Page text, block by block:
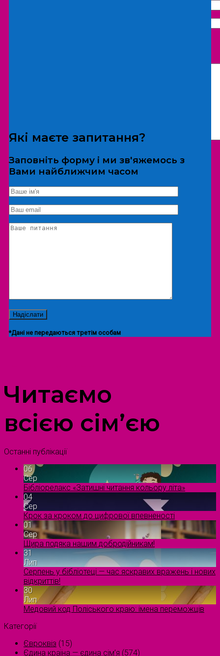
*Дані не передаються третім особам
Екскурсія/локація
Які маєте запитання?
Заповніть форму і ми зв'яжемось з
Вами найближчим часом
*Дані не передаються третім особам
Читаємо
всією сім’єю
Останні публікації
06
Сер
Бібліорелакс «Затишні читання кольору літа»
04
Сер
Крок за кроком до цифрової впевненості
01
Сер
Щира подяка нашим добродійникам!
31
Лип
Серпень у бібліотеці — час яскравих вражень і нових
відкриттів!
30
Лип
Медовий код Поліського краю: імена переможців
Категорії
Євроквіз (15)
Єдина країна — єдина сім’я (574)